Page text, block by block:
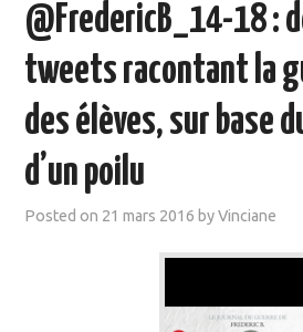
@FredericB_14-18 :
tweets racontant la
des élèves, sur base
d’un poilu
Posted on 21 mars 2016 byVinciane